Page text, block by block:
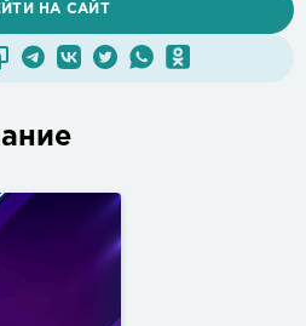
НА САЙТ